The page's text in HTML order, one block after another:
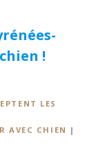
!
LES
AVEC CHIEN |